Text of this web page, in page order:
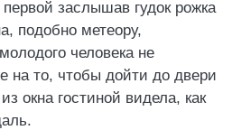
заслышав гудок рожка
подобно метеору,
человека не
на то, чтобы дойти до двери
окна гостиной видела, как